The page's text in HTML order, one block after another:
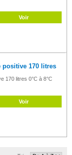
Voir
positive 170 litres
170 litres 0°C à 8°C
Voir